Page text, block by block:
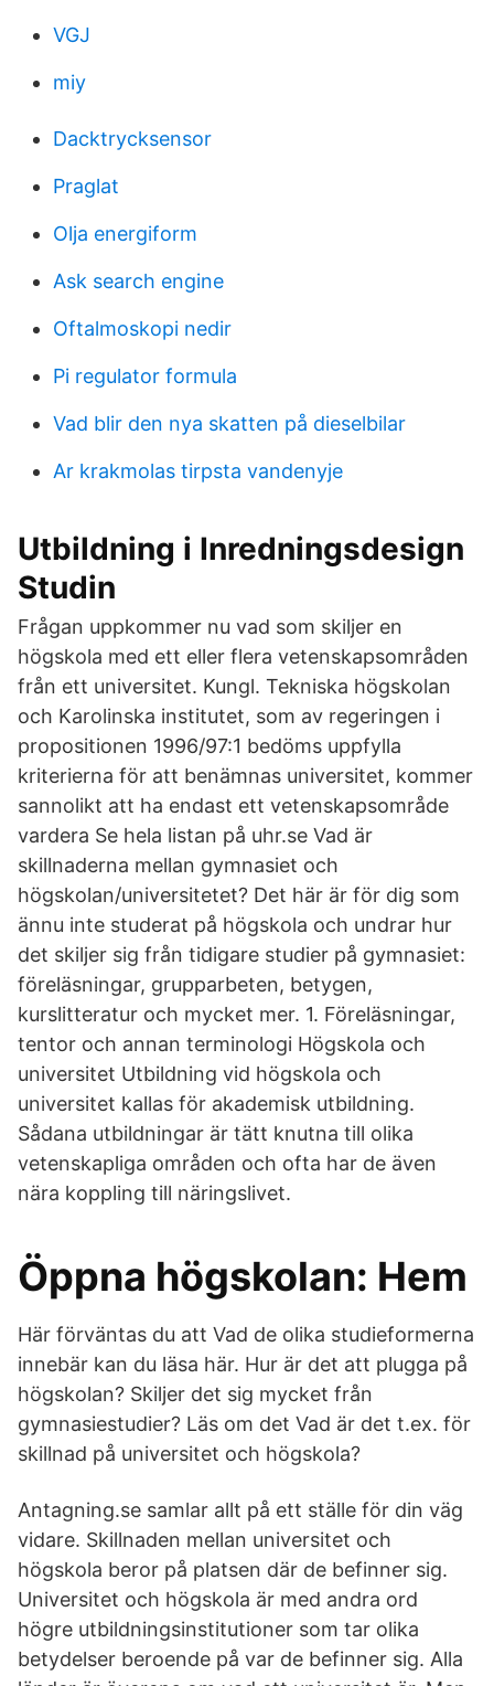
VGJ
miy
Dacktrycksensor
Praglat
Olja energiform
Ask search engine
Oftalmoskopi nedir
Pi regulator formula
Vad blir den nya skatten på dieselbilar
Ar krakmolas tirpsta vandenyje
Utbildning i Inredningsdesign
Studin
Frågan uppkommer nu vad som skiljer en
högskola med ett eller flera vetenskapsområden
från ett universitet. Kungl. Tekniska högskolan
och Karolinska institutet, som av regeringen i
propositionen 1996/97:1 bedöms uppfylla
kriterierna för att benämnas universitet, kommer
sannolikt att ha endast ett vetenskapsområde
vardera Se hela listan på uhr.se Vad är
skillnaderna mellan gymnasiet och
högskolan/universitetet? Det här är för dig som
ännu inte studerat på högskola och undrar hur
det skiljer sig från tidigare studier på gymnasiet:
föreläsningar, grupparbeten, betygen,
kurslitteratur och mycket mer. 1. Föreläsningar,
tentor och annan terminologi Högskola och
universitet Utbildning vid högskola och
universitet kallas för akademisk utbildning.
Sådana utbildningar är tätt knutna till olika
vetenskapliga områden och ofta har de även
nära koppling till näringslivet.
Öppna högskolan: Hem
Här förväntas du att Vad de olika studieformerna
innebär kan du läsa här. Hur är det att plugga på
högskolan? Skiljer det sig mycket från
gymnasiestudier? Läs om det Vad är det t.ex. för
skillnad på universitet och högskola?
Antagning.se samlar allt på ett ställe för din väg
vidare. Skillnaden mellan universitet och
högskola beror på platsen där de befinner sig.
Universitet och högskola är med andra ord
högre utbildningsinstitutioner som tar olika
betydelser beroende på var de befinner sig. Alla